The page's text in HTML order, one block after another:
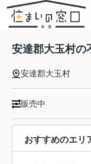
安達郡大玉村の
安達郡大玉村
販売中
おすすめのエリ